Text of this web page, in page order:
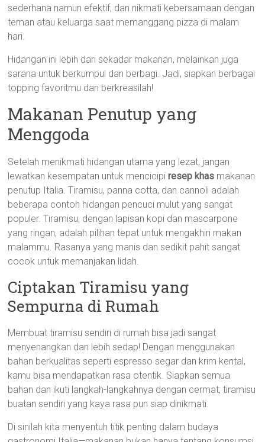
sederhana namun efektif, dan nikmati kebersamaan dengan
teman atau keluarga saat memanggang pizza di malam
hari.
Hidangan ini lebih dari sekadar makanan, melainkan juga
sarana untuk berkumpul dan berbagi. Jadi, siapkan berbagai
topping favoritmu dan berkreasilah!
Makanan Penutup yang
Menggoda
Setelah menikmati hidangan utama yang lezat, jangan
lewatkan kesempatan untuk mencicipiresep khas makanan
penutup Italia. Tiramisu, panna cotta, dan cannoli adalah
beberapa contoh hidangan pencuci mulut yang sangat
populer. Tiramisu, dengan lapisan kopi dan mascarpone
yang ringan, adalah pilihan tepat untuk mengakhiri makan
malammu. Rasanya yang manis dan sedikit pahit sangat
cocok untuk memanjakan lidah.
Ciptakan Tiramisu yang
Sempurna di Rumah
Membuat tiramisu sendiri di rumah bisa jadi sangat
menyenangkan dan lebih sedap! Dengan menggunakan
bahan berkualitas seperti espresso segar dan krim kental,
kamu bisa mendapatkan rasa otentik. Siapkan semua
bahan dan ikuti langkah-langkahnya dengan cermat; tiramisu
buatan sendiri yang kaya rasa pun siap dinikmati.
Di sinilah kita menyentuh titik penting dalam budaya